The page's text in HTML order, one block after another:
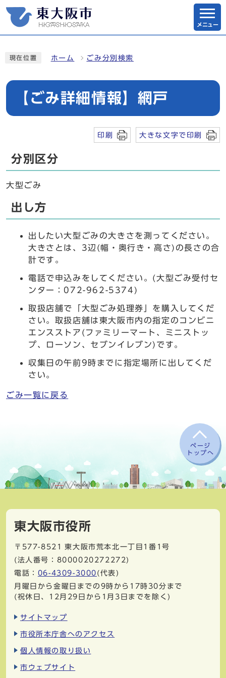
メニュー
現在位置 ホーム ごみ分別検索
【ごみ詳細情報】網戸
印刷 大きな文字で印刷
分別区分
大型ごみ
出し方
出したい大型ごみの大きさを測ってください。
大きさとは、3辺(幅・奥行き・高さ)の長さの合
計です。
電話で申込みをしてください。(大型ごみ受付セ
ンター：072-962-5374)
取扱店舗で「大型ごみ処理券」を購入してくだ
さい。取扱店舗は東大阪市内の指定のコンビニ
エンスストア(ファミリーマート、ミニストッ
プ、ローソン、セブンイレブン)です。
収集日の午前9時までに指定場所に出してくだ
さい。
ごみ一覧に戻る
ページ
トップへ
東大阪市役所
〒577-8521
東大阪市荒本北一丁目1番1号
(法人番号：8000020272272)
電話： 06-4309-3000 (代表)
月曜日から金曜日までの9時から17時30分まで
(祝休日、12月29日から1月3日までを除く)
サイトマップ
市役所本庁舎へのアクセス
個人情報の取り扱い
市ウェブサイト